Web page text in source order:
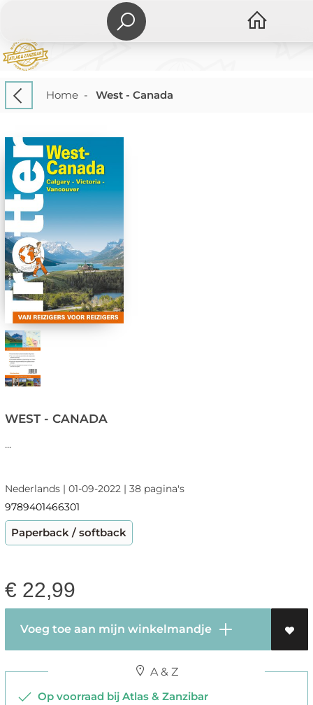
Home- West - Canada
WEST - CANADA
...
Nederlands | 01-09-2022 | 38 pagina's
9789401466301
Paperback / softback
€ 22,99
Voeg toe aan mijn winkelmandje
A & Z
Op voorraad bij Atlas & Zanzibar